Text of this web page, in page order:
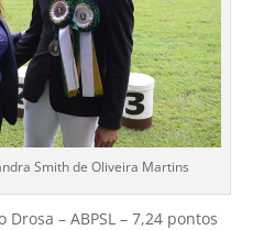
Smith de Oliveira Martins
– ABPSL – 7,24 pontos